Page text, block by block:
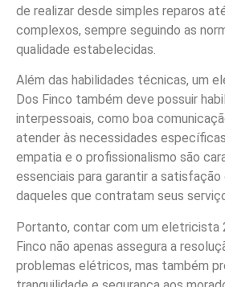
de realizar desde simples reparos
complexos, sempre seguindo as
qualidade estabelecidas.
Além das habilidades técnicas, um
Dos Finco também deve possuir
interpessoais, como boa
atender às necessidades
empatia e o profissionalismo são
essenciais para garantir a satisfação
daqueles que contratam seus
Portanto, contar com um eletricista
Finco não apenas assegura a
problemas elétricos, mas também